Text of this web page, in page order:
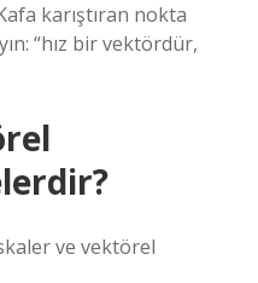
karıştıran nokta
“hız bir vektördür,
ve vektörel